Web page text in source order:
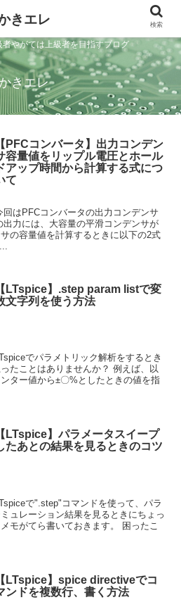
やがては上級者を目指すブログ
きエレ
【PFCコンバータ】出力コンデン
容量値をリップル電圧とホール
ドアップ時間から計算する式につ
て
はPFCコンバータの出力コンデンサ
力には、大容量の平滑コンデンサが
の容量値を計算するときに以下の2式
【LTspice】.step param listで変
文字列を使う方法
でパラメトリック解析をするとき
たことはありませんか？ 例えば、以
ター値から±〇%としたときの値を指
【LTspice】パラメータスイープ
たあとの結果を見るときのコツ
で".step"コマンドを使って、パラ
ュレーション結果を見るときにちょっ
モがてら書いておきます。 困ったこ
【LTspice】spice directiveでコ
ンドを複数行、書く方法
きエレ 検索